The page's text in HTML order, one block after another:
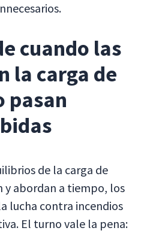
cuando las
la carga de
pasan
de la carga de
y abordan a tiempo, los
lucha contra incendios
El turno vale la pena: